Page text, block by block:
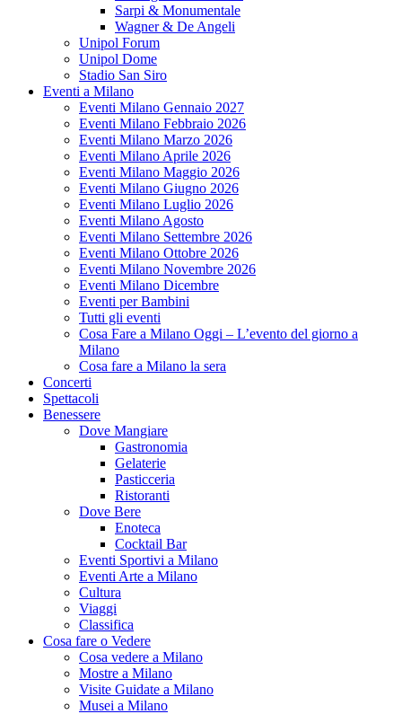
Sarpi & Monumentale
Wagner & De Angeli
Unipol Forum
Unipol Dome
Stadio San Siro
Eventi a Milano
Eventi Milano Gennaio 2027
Eventi Milano Febbraio 2026
Eventi Milano Marzo 2026
Eventi Milano Aprile 2026
Eventi Milano Maggio 2026
Eventi Milano Giugno 2026
Eventi Milano Luglio 2026
Eventi Milano Agosto
Eventi Milano Settembre 2026
Eventi Milano Ottobre 2026
Eventi Milano Novembre 2026
Eventi Milano Dicembre
Eventi per Bambini
Tutti gli eventi
Cosa Fare a Milano Oggi – L’evento del giorno a
Milano
Cosa fare a Milano la sera
Concerti
Spettacoli
Benessere
Dove Mangiare
Gastronomia
Gelaterie
Pasticceria
Ristoranti
Dove Bere
Enoteca
Cocktail Bar
Eventi Sportivi a Milano
Eventi Arte a Milano
Cultura
Viaggi
Classifica
Cosa fare o Vedere
Cosa vedere a Milano
Mostre a Milano
Visite Guidate a Milano
Musei a Milano